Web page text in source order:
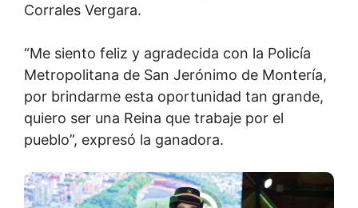
Corrales Vergara.
“Me siento feliz y agradecida con la Policía
Metropolitana de San Jerónimo de Montería,
por brindarme esta oportunidad tan grande,
quiero ser una Reina que trabaje por el
pueblo”, expresó la ganadora.